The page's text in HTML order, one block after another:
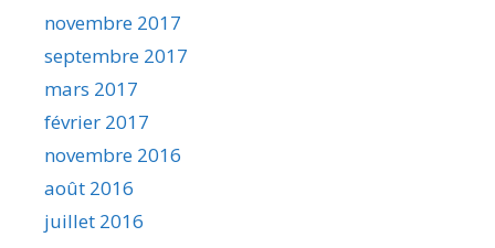
novembre 2017
septembre 2017
mars 2017
février 2017
novembre 2016
août 2016
juillet 2016